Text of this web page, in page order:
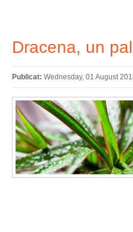
Dracena, un
Publicat: Wednesday, 01 August